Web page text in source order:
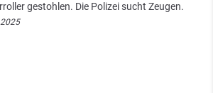
gestohlen. Die Polizei sucht Zeugen.